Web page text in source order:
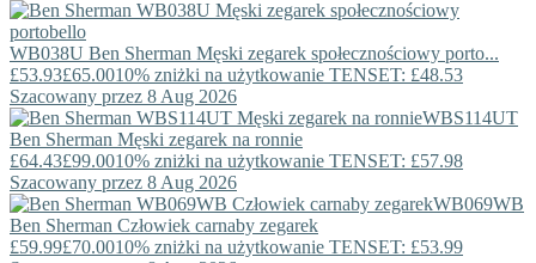
WB038U Ben Sherman Męski zegarek społecznościowy porto...
£53.93£65.0010% zniżki na użytkowanie TENSET: £48.53
Szacowany przez 8 Aug 2026
WBS114UT
Ben Sherman Męski zegarek na ronnie
£64.43£99.0010% zniżki na użytkowanie TENSET: £57.98
Szacowany przez 8 Aug 2026
WB069WB
Ben Sherman Człowiek carnaby zegarek
£59.99£70.0010% zniżki na użytkowanie TENSET: £53.99